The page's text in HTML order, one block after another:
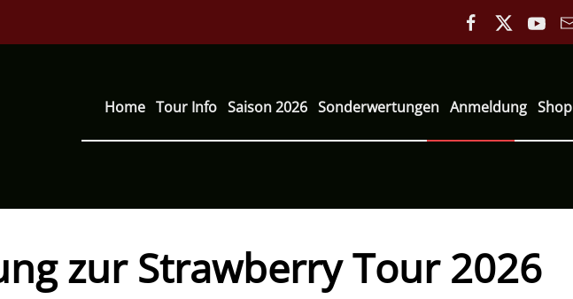
Home Tour Info Saison 2026 Sonderwertungen Anmeldung Shop
zur Strawberry Tour 2026